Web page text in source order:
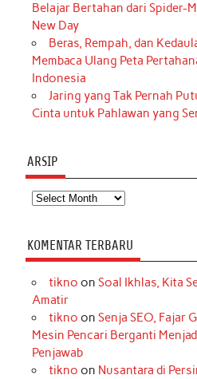
Belajar Bertahan dari Spider-
New Day
Beras, Rempah, dan
Membaca Ulang Peta
Indonesia
Jaring yang Tak Pernah
Cinta untuk Pahlawan yang
ARSIP
Arsip
KOMENTAR TERBARU
tikno on Soal Ikhlas, Kita
Amatir
tikno on Senja SEO, Fajar
Mesin Pencari Berganti
Penjawab
tikno on Nusantara di